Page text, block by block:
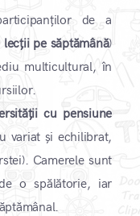
de a
pe săptămână)
multicultural, în
cu pensiune
variat și echilibrat,
Camerele sunt
o spălătorie, iar